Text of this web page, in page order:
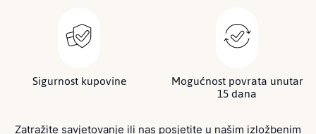
Sigurnost kupovine Mogućnost povrata unutar
15 dana
Zatražite savjetovanje ili nas posjetite u našim izložbenim